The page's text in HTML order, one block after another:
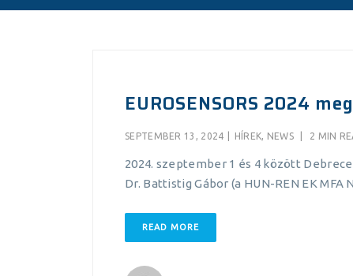
EUROSENSORS 2024
SEPTEMBER 13, 2024 HÍREK, NEWS 2 MIN
2024. szeptember 1 és 4 között
Dr. Battistig Gábor (a HUN-REN EK
READ MORE